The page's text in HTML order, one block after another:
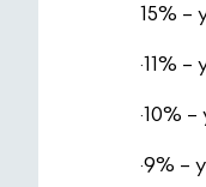
15% –
·11% –
·10%
·9% –